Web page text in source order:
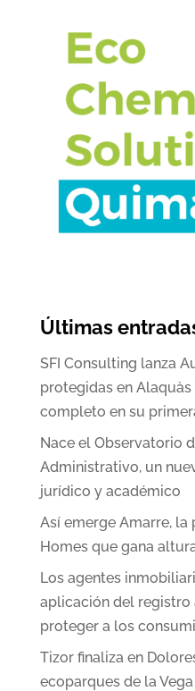
Últimas
SFI Consulting lanza
protegidas en
completo en su
Nace el Observatorio
Administrativo, un
jurídico y académico
Así emerge Amarre,
Homes que gana
Los agentes
aplicación del
proteger a los
Tizor finaliza en
ecoparques de la